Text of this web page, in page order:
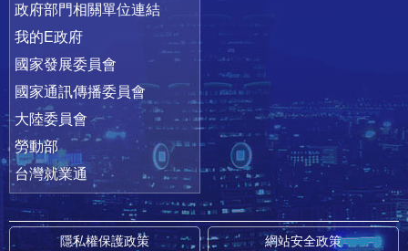
政府部門相關單位連結
我的E政府
國家發展委員會
國家通訊傳播委員會
大陸委員會
勞動部
台灣就業通
隱私權保護政策 網站安全政策